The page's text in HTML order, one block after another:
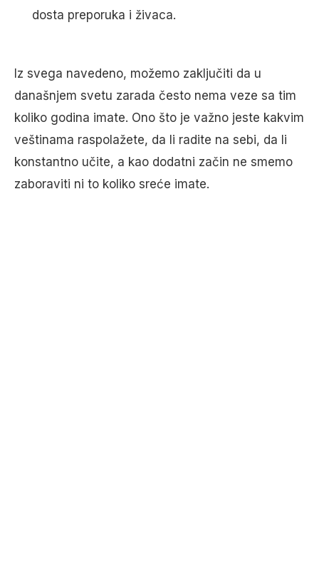
dosta preporuka i živaca.
Iz svega navedeno, možemo zaključiti da u
današnjem svetu zarada često nema veze sa tim
koliko godina imate. Ono što je važno jeste kakvim
veštinama raspolažete, da li radite na sebi, da li
konstantno učite, a kao dodatni začin ne smemo
zaboraviti ni to koliko sreće imate.